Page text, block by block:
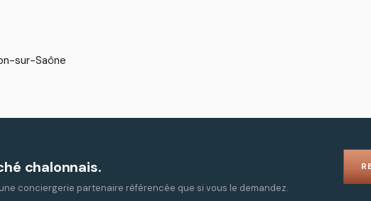
n-sur-Saône
chalonnais.
conciergerie partenaire référencée que si vous le demandez.